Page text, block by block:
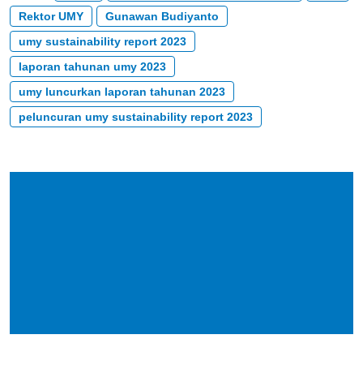
Rektor UMY
Gunawan Budiyanto
umy sustainability report 2023
laporan tahunan umy 2023
umy luncurkan laporan tahunan 2023
peluncuran umy sustainability report 2023